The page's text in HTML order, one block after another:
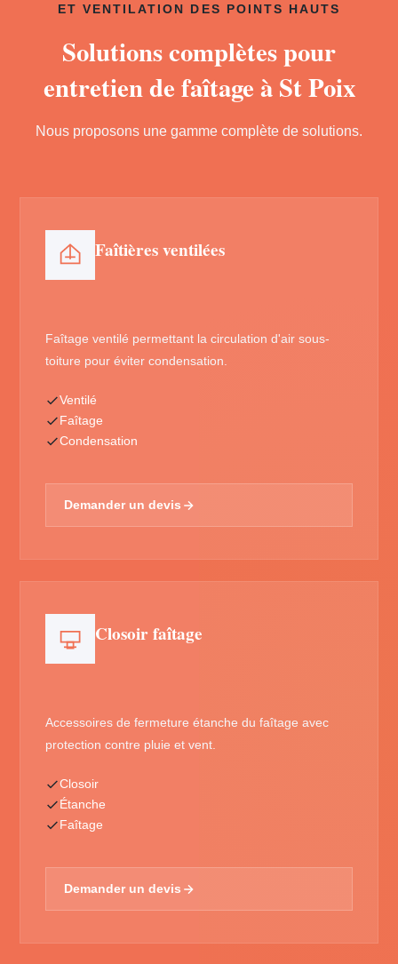
ET VENTILATION DES POINTS HAUTS
Solutions complètes pour
entretien de faîtage à St Poix
Nous proposons une gamme complète de solutions.
Faîtières ventilées
Faîtage ventilé permettant la circulation d'air sous-
toiture pour éviter condensation.
Ventilé
Faîtage
Condensation
Demander un devis
Closoir faîtage
Accessoires de fermeture étanche du faîtage avec
protection contre pluie et vent.
Closoir
Étanche
Faîtage
Demander un devis